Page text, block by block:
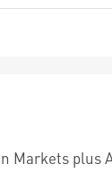
Markets plus